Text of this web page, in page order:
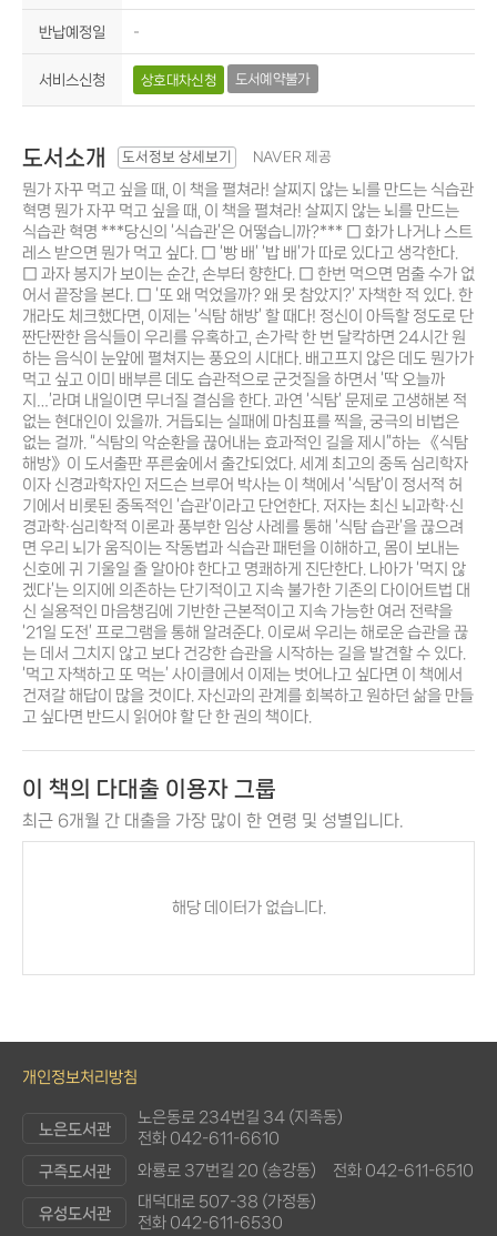
-
상호대차신청 도서예약불가
도서소개 도서정보 상세보기 NAVER 제공
뭔가 자꾸 먹고 싶을 때, 이 책을 펼쳐라! 살찌지 않는 뇌를 만드는 식습관
혁명 뭔가 자꾸 먹고 싶을 때, 이 책을 펼쳐라! 살찌지 않는 뇌를 만드는
식습관 혁명 ***당신의 ‘식습관’은 어떻습니까?*** □ 화가 나거나 스트
레스 받으면 뭔가 먹고 싶다. □ ‘빵 배’ ‘밥 배’가 따로 있다고 생각한다.
□ 과자 봉지가 보이는 순간, 손부터 향한다. □ 한번 먹으면 멈출 수가 없
어서 끝장을 본다. □ ‘또 왜 먹었을까? 왜 못 참았지?’ 자책한 적 있다. 한
개라도 체크했다면, 이제는 ‘식탐 해방’ 할 때다! 정신이 아득할 정도로 단
짠단짠한 음식들이 우리를 유혹하고, 손가락 한 번 달칵하면 24시간 원
하는 음식이 눈앞에 펼쳐지는 풍요의 시대다. 배고프지 않은 데도 뭔가가
먹고 싶고 이미 배부른 데도 습관적으로 군것질을 하면서 ‘딱 오늘까
지…’라며 내일이면 무너질 결심을 한다. 과연 ‘식탐’ 문제로 고생해본 적
없는 현대인이 있을까. 거듭되는 실패에 마침표를 찍을, 궁극의 비법은
없는 걸까. “식탐의 악순환을 끊어내는 효과적인 길을 제시”하는 《식탐
해방》이 도서출판 푸른숲에서 출간되었다. 세계 최고의 중독 심리학자
이자 신경과학자인 저드슨 브루어 박사는 이 책에서 ‘식탐’이 정서적 허
기에서 비롯된 중독적인 ‘습관’이라고 단언한다. 저자는 최신 뇌과학·신
경과학·심리학적 이론과 풍부한 임상 사례를 통해 ‘식탐 습관’을 끊으려
면 우리 뇌가 움직이는 작동법과 식습관 패턴을 이해하고, 몸이 보내는
신호에 귀 기울일 줄 알아야 한다고 명쾌하게 진단한다. 나아가 ‘먹지 않
겠다’는 의지에 의존하는 단기적이고 지속 불가한 기존의 다이어트법 대
신 실용적인 마음챙김에 기반한 근본적이고 지속 가능한 여러 전략을
‘21일 도전’ 프로그램을 통해 알려준다. 이로써 우리는 해로운 습관을 끊
는 데서 그치지 않고 보다 건강한 습관을 시작하는 길을 발견할 수 있다.
‘먹고 자책하고 또 먹는’ 사이클에서 이제는 벗어나고 싶다면 이 책에서
건져갈 해답이 많을 것이다. 자신과의 관계를 회복하고 원하던 삶을 만들
고 싶다면 반드시 읽어야 할 단 한 권의 책이다.
이 책의 다대출 이용자 그룹
최근 6개월 간 대출을 가장 많이 한 연령 및 성별입니다.
해당 데이터가 없습니다.
개인정보처리방침
노은도서관
노은동로 234번길 34 (지족동)
전화 042-611-6610
구즉도서관
와룡로 37번길 20 (송강동) 전화 042-611-6510
유성도서관
대덕대로 507-38 (가정동)
전화 042-611-6530